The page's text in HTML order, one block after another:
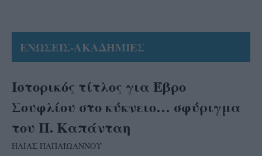
ΕΝΩΣΕΙΣ-ΑΚΑΔΗΜΙΕΣ
Ιστορικός τίτλος για Έβρο
Σουφλίου στο κύκνειο… σφύριγμα
του Π. Καπάνταη
ΗΛΙΑΣ ΠΑΠΑΪΩΑΝΝΟΥ